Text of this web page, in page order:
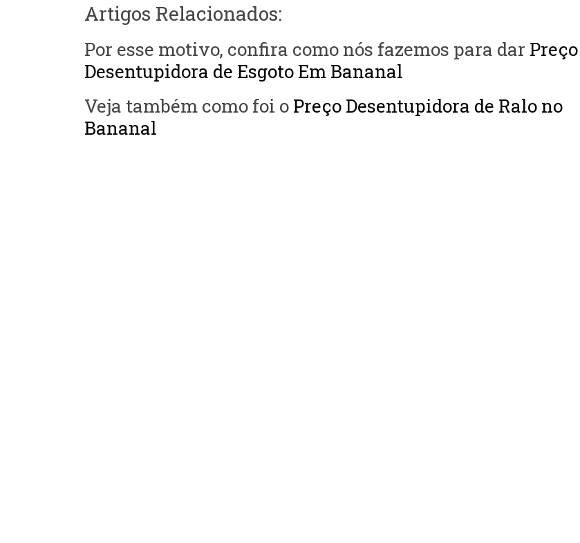
Artigos Relacionados:
Por esse motivo, confira como nós fazemos para dar Preço
Desentupidora de Esgoto Em Bananal
Veja também como foi o Preço Desentupidora de Ralo no
Bananal